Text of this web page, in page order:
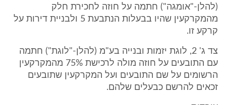
(להלן-"אומגה") חתמה על חוזה לחכירת חלק
מהמקרקעין שהיו בבעלות הנתבעת 5 ולבניית דירות על
קרקע זו.
צד ג' 2, לוגת יזמות ובנייה בע"מ (להלן-"לוגת") חתמה
עם התובעים על חוזה מולה לרכישת 75% מהמקרקעין
הרשומים על שם התובעים ועל המקרקעין שתובעים
זכאים להרשם כבעלים שלהם.